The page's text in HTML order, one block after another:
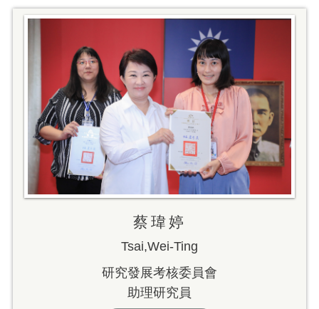
蔡瑋婷
Tsai,Wei-Ting
研究發展考核委員會
助理研究員